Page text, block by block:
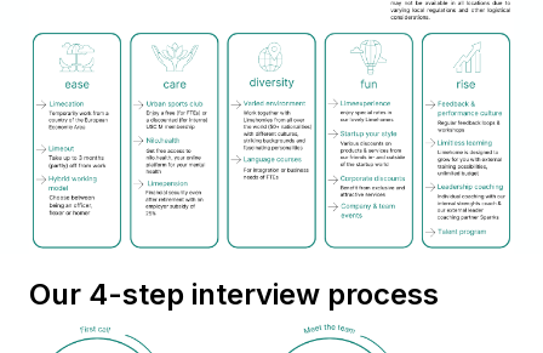
Our 4-step interview process